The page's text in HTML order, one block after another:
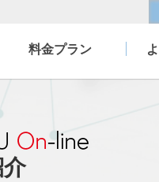
料金プラン